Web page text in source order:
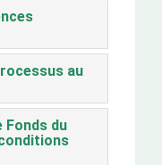
au
Fonds du